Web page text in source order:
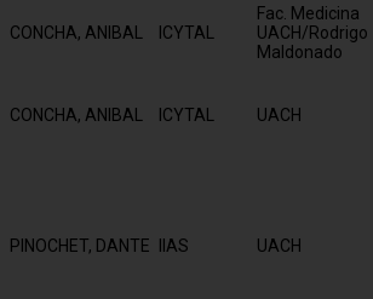
CONCHA, ANIBAL ICYTAL
Fac. Medicina
UACH/Rodrigo
Maldonado
CONCHA, ANIBAL ICYTAL UACH
PINOCHET, DANTE IIAS UACH